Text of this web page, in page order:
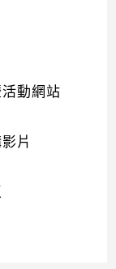
動網站
片